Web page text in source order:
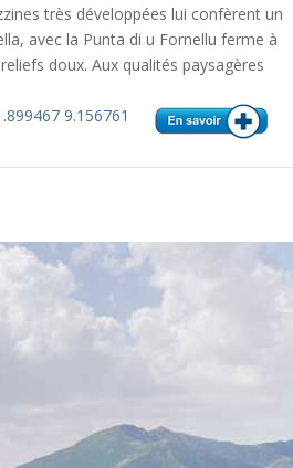
très développées lui confèrent un
avec la Punta di u Fornellu ferme à
doux. Aux qualités paysagères
9.156761